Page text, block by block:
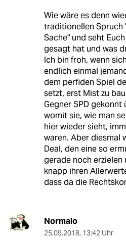
Wie wäre es denn
traditionellen Spruch
Sache" und seht
gesagt hat und was
Ich bin froh, wenn
endlich einmal
dem perfiden Spiel
setzt, erst Mist zu
Gegner SPD gekonnt
womit sie, wie man
hier wieder sieht,
waren. Aber diesmal
Deal, den eine so
gerade noch
knapp ihren
dass da die
Normalo
25.09.2018, 13:42 Uhr